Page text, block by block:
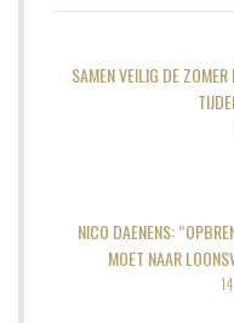
SAMEN VEILIG DE
NICO DAENENS:
MOET NAAR